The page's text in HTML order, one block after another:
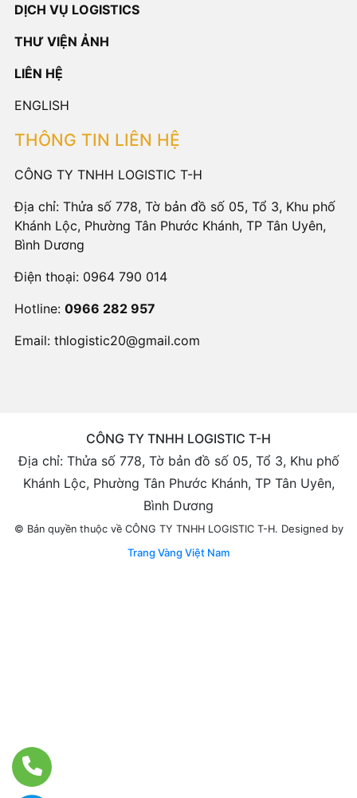
DỊCH VỤ LOGISTICS
THƯ VIỆN ẢNH
LIÊN HỆ
ENGLISH
THÔNG TIN LIÊN HỆ
CÔNG TY TNHH LOGISTIC T-H
Địa chỉ: Thửa số 778, Tờ bản đồ số 05, Tổ 3, Khu phố
Khánh Lộc, Phường Tân Phước Khánh, TP Tân Uyên,
Bình Dương
Điện thoại: 0964 790 014
Hotline: 0966 282 957
Email: thlogistic20@gmail.com
CÔNG TY TNHH LOGISTIC T-H
Địa chỉ: Thửa số 778, Tờ bản đồ số 05, Tổ 3, Khu phố
Khánh Lộc, Phường Tân Phước Khánh, TP Tân Uyên,
Bình Dương
© Bản quyền thuộc về CÔNG TY TNHH LOGISTIC T-H. Designed by
Trang Vàng Việt Nam